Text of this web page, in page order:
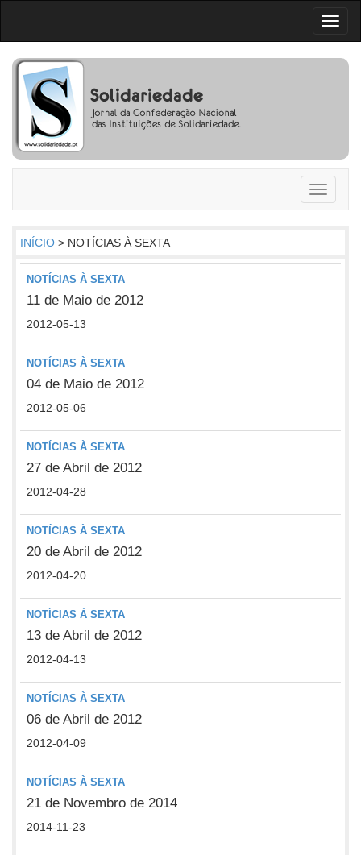
Toggle
INÍCIO > NOTÍCIAS À SEXTA
NOTÍCIAS À SEXTA
11 de Maio de 2012
2012-05-13
NOTÍCIAS À SEXTA
04 de Maio de 2012
2012-05-06
NOTÍCIAS À SEXTA
27 de Abril de 2012
2012-04-28
NOTÍCIAS À SEXTA
20 de Abril de 2012
2012-04-20
NOTÍCIAS À SEXTA
13 de Abril de 2012
2012-04-13
NOTÍCIAS À SEXTA
06 de Abril de 2012
2012-04-09
NOTÍCIAS À SEXTA
21 de Novembro de 2014
2014-11-23